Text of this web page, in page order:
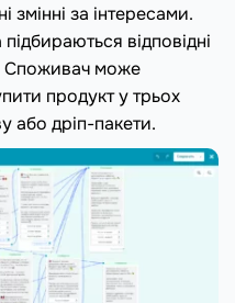
змінні за інтересами.
відповідні
Споживач може
продукт у трьох
або дріп-пакети.